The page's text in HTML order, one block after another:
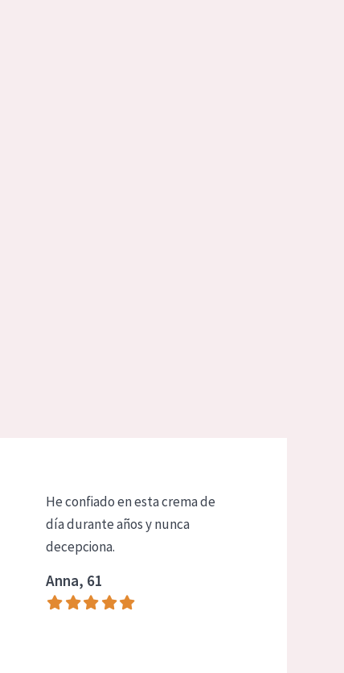
He confiado en esta crema de
día durante años y nunca
decepciona.
Anna, 61